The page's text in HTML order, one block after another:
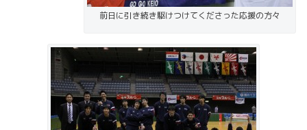
前日に引き続き駆けつけてくださった応援の方々